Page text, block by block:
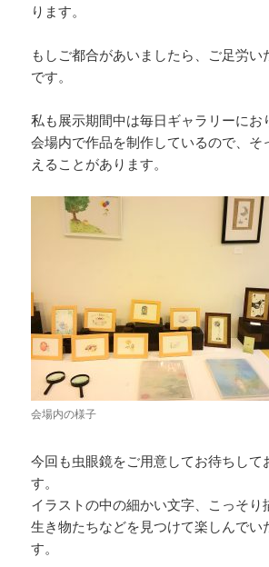
ります。
もしご都合があいましたら、ご足労い
です。
私も展示期間中は毎日ギャラリーにお
会場内で作品を制作しているので、そ
えることがあります。
会場内の様子
今回も虫眼鏡をご用意してお待ちして
す。
イラストの中の細かい文字、こっそり
生き物たちなどを見つけて楽しんでい
す。